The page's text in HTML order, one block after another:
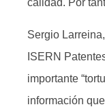
calidad. Por
Sergio
ISERN
importante
información